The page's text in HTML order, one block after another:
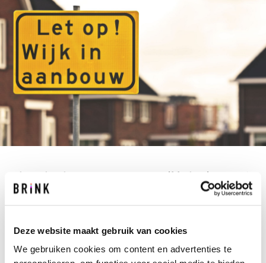
Deze website maakt gebruik van cookies
We gebruiken cookies om content en advertenties te
Als opdrachtgever van een ontwikkeltraject geeft
het zekerheid als je een partij naast je hebt die
treden als gedelegeerd projectontwikkelaar. Met
de realisatie van een woningbouwplan op een